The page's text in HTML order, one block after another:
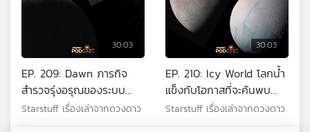
30:03
EP. 209: Dawn ภารกิจ
สำรวจรุ่งอรุณของระบบ
สุริยะ
Starstuff เรื่องเล่าจากดวงดาว
30:03
EP. 210: Icy World โลกน้ำ
แข็งกับโอกาสที่จะค้นพบ
ชีวิต
Starstuff เรื่องเล่าจากดวงดาว